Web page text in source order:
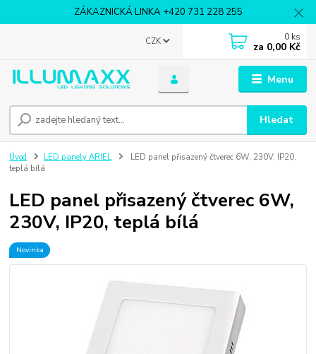
ZÁKAZNICKÁ LINKA +420 731 228 255
Menu
CZK
Hledat
0 ks
za 0,00 Kč
Úvod LED panely ARIEL
LED panel přisazený čtverec 6W, 230V, IP20,
teplá bílá
LED panel přisazený čtverec 6W,
230V, IP20, teplá bílá
Novinka